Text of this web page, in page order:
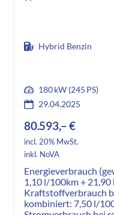
Hybrid Benzin
180 kW (245 PS)
29.04.2025
80.593,– €
incl. 20% MwSt.
inkl. NoVA
Energieverbrauch
1,10 l/100km +
Kraftstoffverbrauch
kombiniert: 7,50 l/